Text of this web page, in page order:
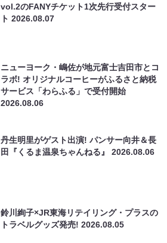
vol.2のFANYチケット1次先行受付スター
ト2026.08.07
ニューヨーク・嶋佐が地元富士吉田市とコ
ラボ! オリジナルコーヒーがふるさと納税
サービス「わらふる」で受付開始
2026.08.06
丹生明里がゲスト出演! パンサー向井＆長
田『くるま温泉ちゃんねる』2026.08.06
鈴川絢子×JR東海リテイリング・プラスの
トラベルグッズ発売!2026.08.05